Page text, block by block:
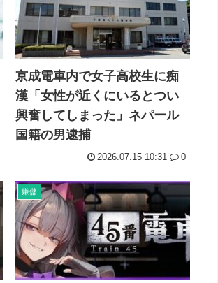
氷河期世代『ルッキズムが一
海外「日本なんて行くんじゃ
ちいかわ映画見てきたんやが
熊本県民「俺たち逆らわねえ
お絵描きAIくん、読む本が決
お前らお盆の準備をしたか？
韓国人「悲報：FIFA会長に
韓国人「日本のサッカー協会
小泉進次郎「北朝鮮に厳重に
今期アニメ、無職さよララ乙
日本さん食料自給率が過去最
京成電車内で女子高校生に痴
漢「女性が近くにいるとつい
興奮してしまった」ネパール
国籍の男逮捕
2026.07.15 10:31 0
嫌儲